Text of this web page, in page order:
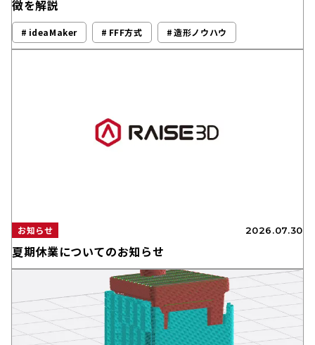
徴を解説
ideaMaker FFF方式 造形ノウハウ
お知らせ 2026.07.30
夏期休業についてのお知らせ